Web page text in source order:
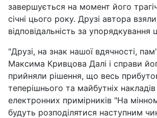
завершується на момент його
січні цього року. Друзі автора
відповідальність за упорядкування
"Друзі, на знак нашої вдячності,
Максима Кривцова Далі і справи
прийняли рішення, що весь прибуток
теперішнього та майбутніх
електронних примірників "На
будуть розподілятися наступним